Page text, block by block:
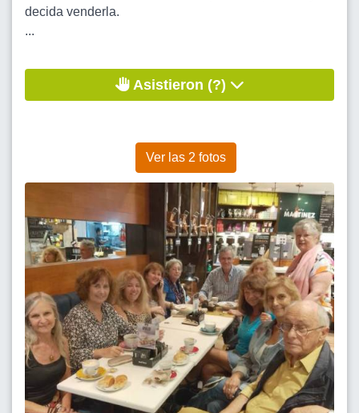
decida venderla.
...
Asistieron (?)
Ver las 2 fotos